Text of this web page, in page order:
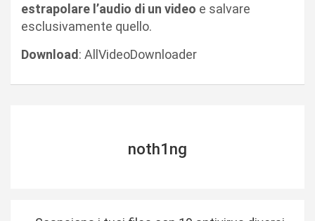
estrapolare l’audio di un video e salvare
esclusivamente quello.
Download: AllVideoDownloader
noth1ng